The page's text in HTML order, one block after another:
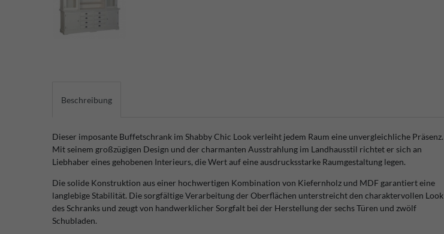
Beschreibung
Dieser imposante Buffetschrank im Shabby Chic Look verleiht jedem Raum eine unvergleichliche Präsenz.
Mit seinem großzügigen Design und der charmanten Ausstrahlung im Landhausstil richtet er sich an
Liebhaber eines gehobenen Interieurs, die Wert auf eine ausdrucksstarke Raumgestaltung legen.
Die solide Konstruktion aus einer hochwertigen Kombination von Kiefernholz und MDF garantiert eine
langlebige Stabilität. Die sorgfältige Verarbeitung der Oberflächen unterstreicht den charaktervollen Look
des Schranks und zeugt von handwerklicher Sorgfalt bei der Herstellung der sechs Türen und zwölf
Schubladen.